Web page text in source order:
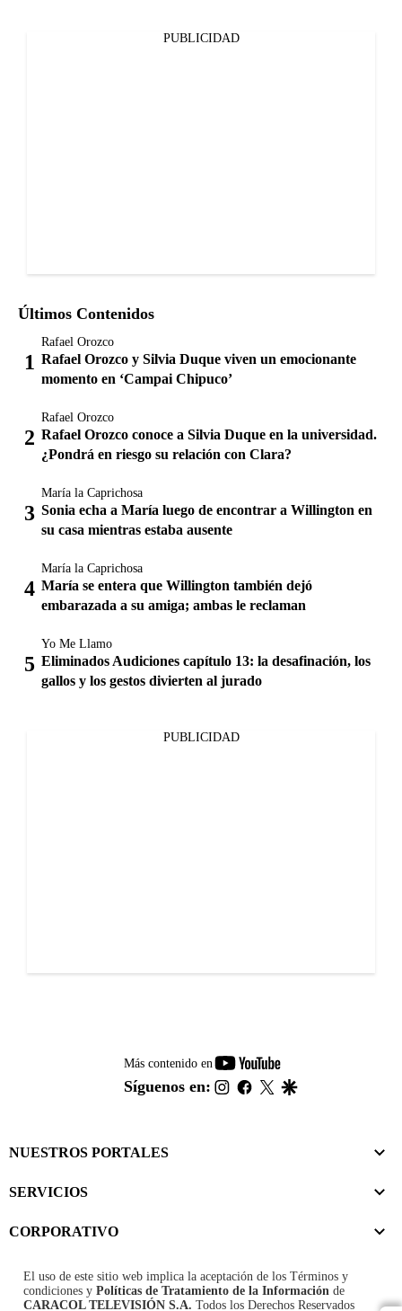
PUBLICIDAD
Últimos Contenidos
Rafael Orozco
Rafael Orozco y Silvia Duque viven un emocionante
momento en ‘Campai Chipuco’
Rafael Orozco
Rafael Orozco conoce a Silvia Duque en la universidad.
¿Pondrá en riesgo su relación con Clara?
María la Caprichosa
Sonia echa a María luego de encontrar a Willington en
su casa mientras estaba ausente
María la Caprichosa
María se entera que Willington también dejó
embarazada a su amiga; ambas le reclaman
Yo Me Llamo
Eliminados Audiciones capítulo 13: la desafinación, los
gallos y los gestos divierten al jurado
PUBLICIDAD
Más contenido en
youtube-
footer
Síguenos en: instagram
facebook
twitter
NUESTROS PORTALES
SERVICIOS
CORPORATIVO
El uso de este sitio web implica la aceptación de los Términos y
condiciones y Políticas de Tratamiento de la Información de
CARACOL TELEVISIÓN S.A. Todos los Derechos Reservados